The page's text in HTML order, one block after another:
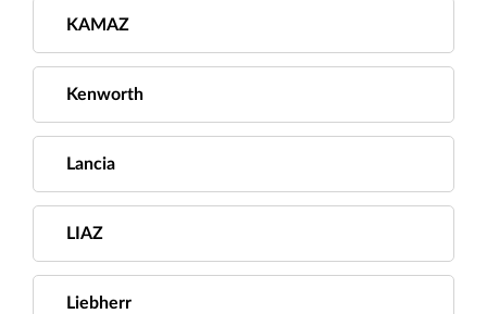
KAMAZ
Kenworth
Lancia
LIAZ
Liebherr